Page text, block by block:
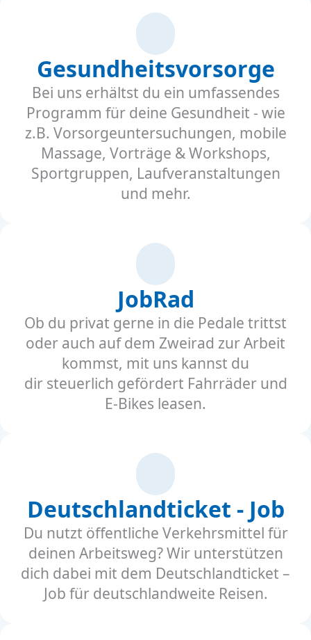
Gesundheitsvorsorge
Bei uns erhältst du ein umfassendes
Programm für deine Gesundheit - wie
z.B. Vorsorgeuntersuchungen, mobile
Massage, Vorträge & Workshops,
Sportgruppen, Laufveranstaltungen
und mehr.
JobRad
Ob du privat gerne in die Pedale trittst
oder auch auf dem Zweirad zur Arbeit
kommst, mit uns kannst du
dir steuerlich gefördert Fahrräder und
E-Bikes leasen.
Deutschlandticket - Job
Du nutzt öffentliche Verkehrsmittel für
deinen Arbeitsweg? Wir unterstützen
dich dabei mit dem Deutschlandticket –
Job für deutschlandweite Reisen.